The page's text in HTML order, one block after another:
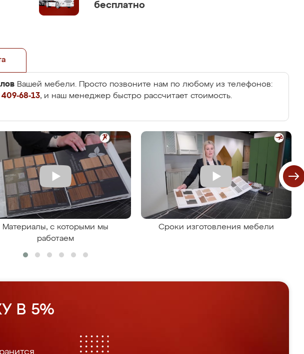
бесплатно
Вашей мебели. Просто позвоните нам по любому из телефонов:
68-13, и наш менеджер быстро рассчитает стоимость.
Материалы, с которыми мы
работаем
Сроки изготовления мебели
В 5%